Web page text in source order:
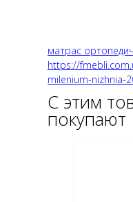
матрас
https://
milenium-nizhnia-
С этим
покупают